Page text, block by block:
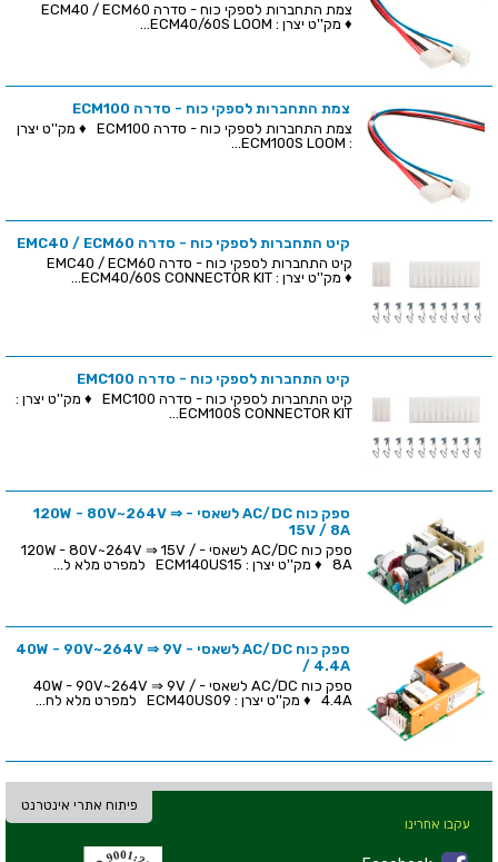
♦ מק''ט יצרן : ECM40/60S LOOM...
צמת התחברות לספקי כוח - סדרה ECM100
צמת התחברות לספקי כוח - סדרה ECM100 ♦ מק''ט יצרן
: ECM100S LOOM...
קיט התחברות לספקי כוח - סדרה EMC40 / ECM60
♦ מק''ט יצרן : ECM40/60S CONNECTOR KIT...
קיט התחברות לספקי כוח - סדרה EMC100
קיט התחברות לספקי כוח - סדרה EMC100 ♦ מק''ט יצרן :
ECM100S CONNECTOR KIT...
ספק כוח AC/DC לשאסי - 120W - 80V~264V ⇒
15V / 8A
ספק כוח AC/DC לשאסי - 120W - 80V~264V ⇒ 15V /
8A ♦ מק''ט יצרן : ECM140US15 למפרט מלא ל...
ספק כוח AC/DC לשאסי - 40W - 90V~264V ⇒ 9V
/ 4.4A
ספק כוח AC/DC לשאסי - 40W - 90V~264V ⇒ 9V /
4.4A ♦ מק''ט יצרן : ECM40US09 למפרט מלא לח...
פיתוח אתרי אינטרנט
עקבו אחרינו